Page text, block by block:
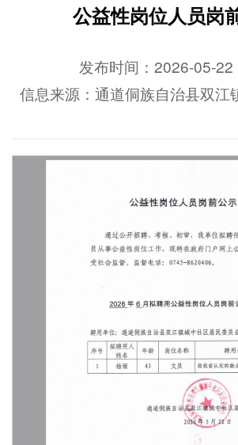
公益性岗位人员岗
发布时间：2026-05-22
信息来源：通道侗族自治县双江